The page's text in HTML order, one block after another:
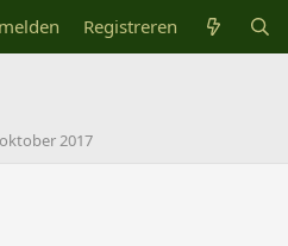
Registreren
2017